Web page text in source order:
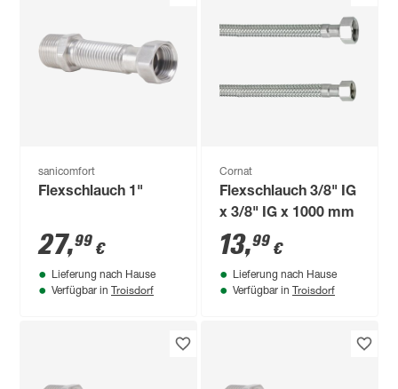
sanicomfort
Flexschlauch 1"
27,99 €
Lieferung nach Hause
Verfügbar in Troisdorf
Cornat
Flexschlauch 3/8" IG
x 3/8" IG x 1000 mm
13,99 €
Lieferung nach Hause
Verfügbar in Troisdorf